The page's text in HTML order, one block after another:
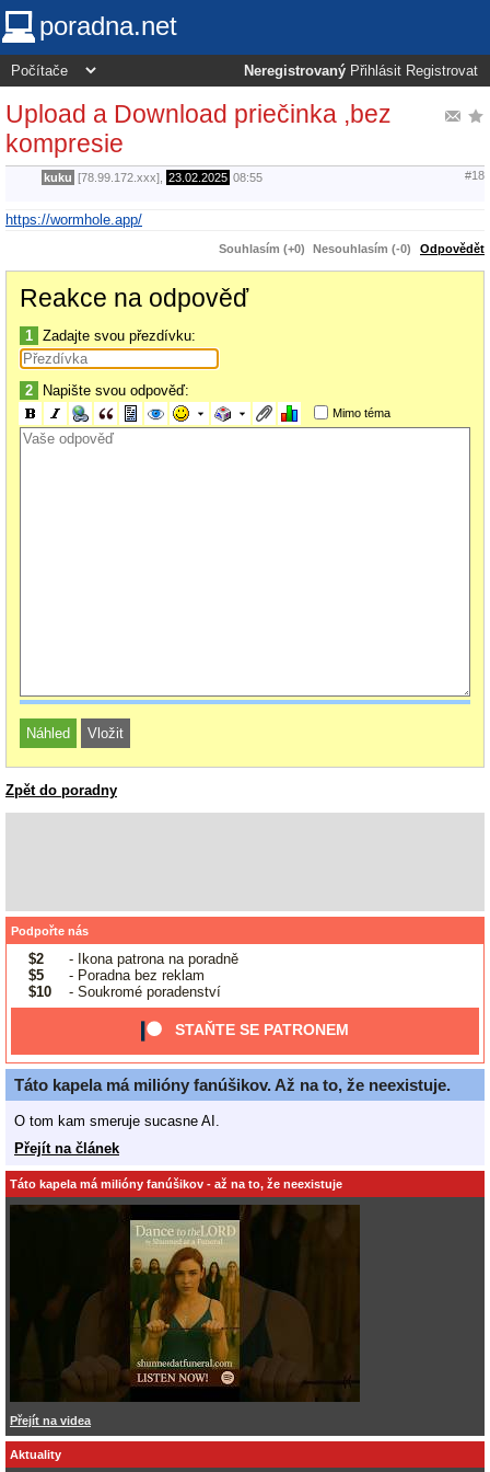
poradna.net
Neregistrovaný Přihlásit Registrovat
Upload a Download priečinka ,bez
kompresie
kuku [78.99.172.xxx], 23.02.2025 08:55 #18
https://wormhole.app/
Souhlasím (+0) Nesouhlasím (-0) Odpovědět
Reakce na odpověď
1 Zadajte svou přezdívku:
2 Napište svou odpověď:
Mimo téma
Zpět do poradny
Podpořte nás
$2
- Ikona patrona na poradně
$5
- Poradna bez reklam
$10
- Soukromé poradenství
STAŇTE SE PATRONEM
Táto kapela má milióny fanúšikov. Až na to, že neexistuje.
O tom kam smeruje sucasne AI.
Přejít na článek
Táto kapela má milióny fanúšikov - až na to, že neexistuje
Přejít na videa
Aktuality